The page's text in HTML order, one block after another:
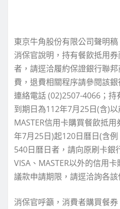
東京牛角股份有限公司聲明稿
消保官說明，持有餐飲抵用
者，請逕洽履約保證銀行聯
費，退費相關程序請參閱該
連絡電話 (02)2507-4066；
到期日為112年7月25日(含)以
MASTER信用卡購買餐飲抵
年7月25日)起120日曆日(含
540日曆日者，請向原刷卡銀
VISA、MASTER以外的信用
議款申請期限，請逕洽詢各該
消保官呼籲，消費者購買餐